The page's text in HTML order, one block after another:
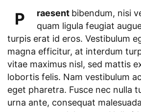
P raesent bibendum, nisi
quam ligula feugiat
turpis erat id eros. Vestibulum
magna efficitur, at interdum
vitae maximus nisl, sed mattis
lobortis felis. Nam vestibulum
eget pharetra. Fusce nec nulla
urna ante, consequat